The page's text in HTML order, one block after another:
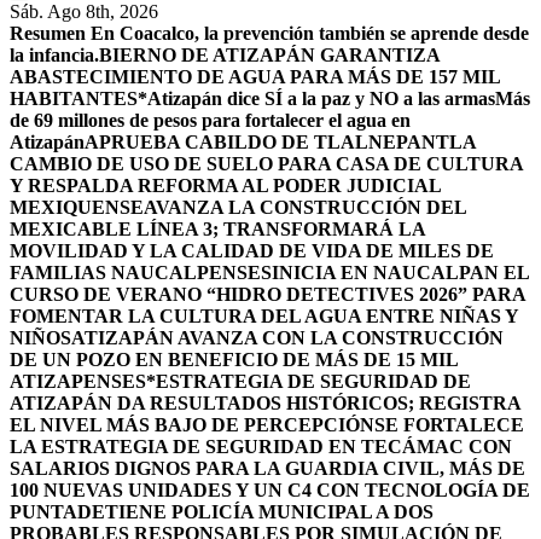
Sáb. Ago 8th, 2026
Resumen En Coacalco, la prevención también se aprende desde
la infancia.BIERNO DE ATIZAPÁN GARANTIZA
ABASTECIMIENTO DE AGUA PARA MÁS DE 157 MIL
HABITANTES*Atizapán dice SÍ a la paz y NO a las armasMás
de 69 millones de pesos para fortalecer el agua en
AtizapánAPRUEBA CABILDO DE TLALNEPANTLA
CAMBIO DE USO DE SUELO PARA CASA DE CULTURA
Y RESPALDA REFORMA AL PODER JUDICIAL
MEXIQUENSEAVANZA LA CONSTRUCCIÓN DEL
MEXICABLE LÍNEA 3; TRANSFORMARÁ LA
MOVILIDAD Y LA CALIDAD DE VIDA DE MILES DE
FAMILIAS NAUCALPENSESINICIA EN NAUCALPAN EL
CURSO DE VERANO “HIDRO DETECTIVES 2026” PARA
FOMENTAR LA CULTURA DEL AGUA ENTRE NIÑAS Y
NIÑOSATIZAPÁN AVANZA CON LA CONSTRUCCIÓN
DE UN POZO EN BENEFICIO DE MÁS DE 15 MIL
ATIZAPENSES*ESTRATEGIA DE SEGURIDAD DE
ATIZAPÁN DA RESULTADOS HISTÓRICOS; REGISTRA
EL NIVEL MÁS BAJO DE PERCEPCIÓNSE FORTALECE
LA ESTRATEGIA DE SEGURIDAD EN TECÁMAC CON
SALARIOS DIGNOS PARA LA GUARDIA CIVIL, MÁS DE
100 NUEVAS UNIDADES Y UN C4 CON TECNOLOGÍA DE
PUNTADETIENE POLICÍA MUNICIPAL A DOS
PROBABLES RESPONSABLES POR SIMULACIÓN DE